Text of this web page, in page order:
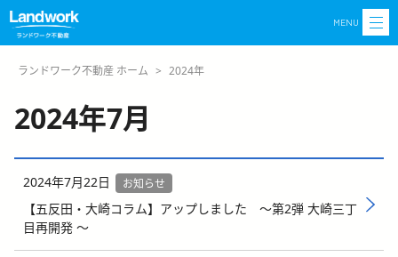
MENU
ランドワーク不動産 ホーム > 2024年
2024年7月
2024年7月22日 お知らせ
【五反田・大崎コラム】アップしました ～第2弾 大崎三丁
目再開発 ～